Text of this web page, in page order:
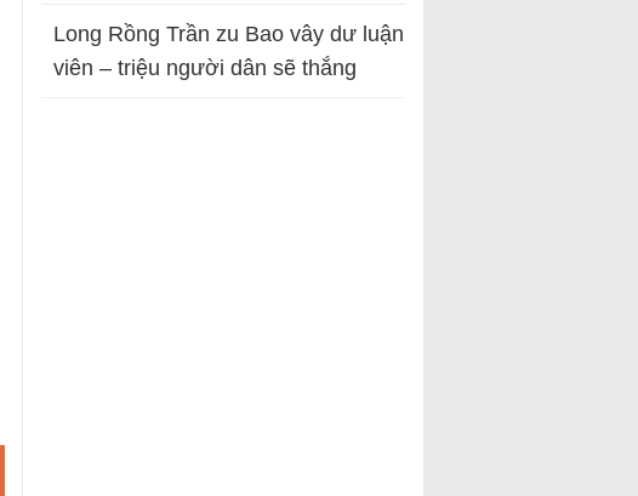
Long Rồng Trần zu Bao vây dư luận
viên – triệu người dân sẽ thắng